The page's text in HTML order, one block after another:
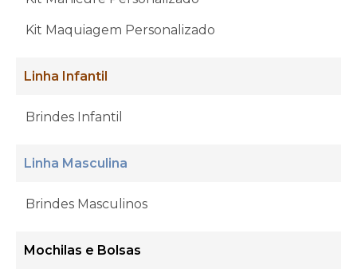
Kit Maquiagem Personalizado
Linha Infantil
Brindes Infantil
Linha Masculina
Brindes Masculinos
Mochilas e Bolsas